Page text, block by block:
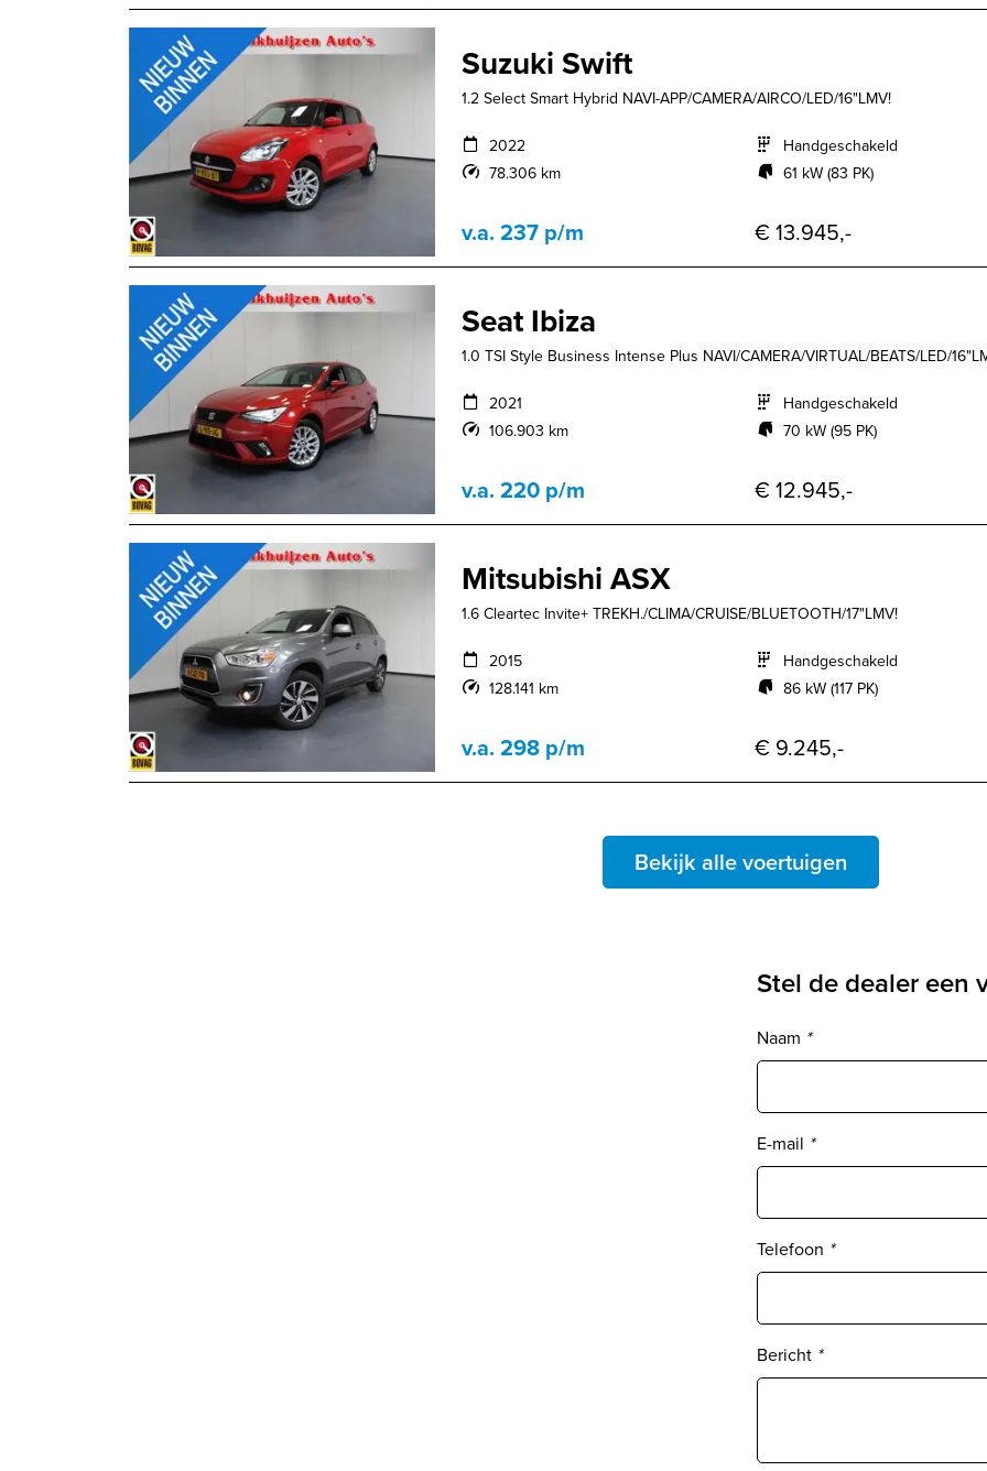
Suzuki Swift
1.2 Select Smart Hybrid NAVI-APP/CAMERA/AIRCO/LED/16"LMV!
2022
78.306 km
Handgeschakeld
61 kW (83 PK)
v.a. 237 p/m € 13.945,-
Seat Ibiza
1.0 TSI Style Business Intense Plus NAVI/CAMERA/VIRTUAL/BEATS/LED/
2021
106.903 km
Handgeschakeld
70 kW (95 PK)
v.a. 220 p/m € 12.945,-
Mitsubishi ASX
1.6 Cleartec Invite+ TREKH./CLIMA/CRUISE/BLUETOOTH/17"LMV!
2015
128.141 km
Handgeschakeld
86 kW (117 PK)
v.a. 298 p/m € 9.245,-
Bekijk alle voertuigen
Stel de dealer een
Naam *
E-mail *
Telefoon *
Bericht *